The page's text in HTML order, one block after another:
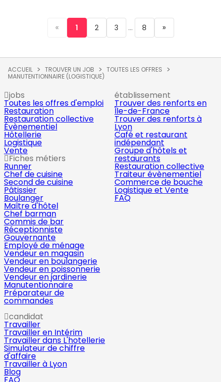
« 1 2 3 ... 8 »
ACCUEIL TROUVER UN JOB
TOUTES LES OFFRES
MANUTENTIONNAIRE (LOGISTIQUE)
jobs
Toutes les offres d'emploi
Restauration
Restauration collective
Évènementiel
Hôtellerie
Logistique
Vente
Fiches métiers
Runner
Chef de cuisine
Second de cuisine
Pâtissier
Boulanger
Maître d'hôtel
Chef barman
Commis de bar
Réceptionniste
Gouvernante
Employé de ménage
Vendeur en magasin
Vendeur en boulangerie
Vendeur en poissonnerie
Vendeur en jardinerie
Manutentionnaire
Préparateur de
commandes
établissement
Trouver des renforts en
Île-de-France
Trouver des renforts à
Lyon
Café et restaurant
indépendant
Groupe d'hôtels et
restaurants
Restauration collective
Traiteur évènementiel
Commerce de bouche
Logistique et Vente
FAQ
candidat
Travailler
Travailler en Intérim
Travailler dans L'hotellerie
Simulateur de chiffre
d'affaire
Travailler à Lyon
Blog